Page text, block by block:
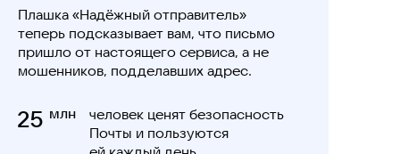
млн
25
Плашка «Надёжный отправитель»
теперь подсказывает вам, что письмо
пришло от настоящего сервиса, а не
мошенников, подделавших адрес.
человек ценят безопасность
Почты и пользуются